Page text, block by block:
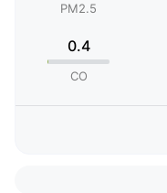
PM2.5
0.4
CO